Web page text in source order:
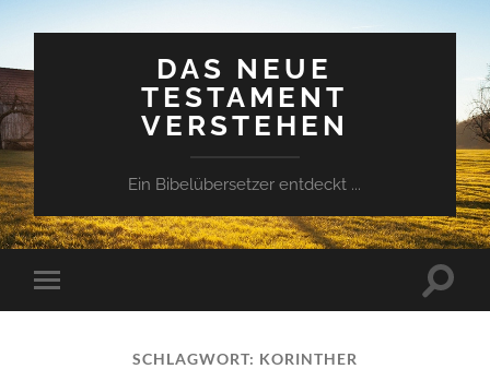
DAS NEUE
TESTAMENT
VERSTEHEN
Ein Bibelübersetzer entdeckt ...
Mobile-
Menü
SCHLAGWORT: KORINTHER